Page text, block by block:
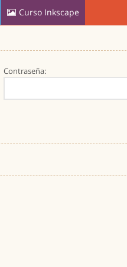
Curso Inkscape
Contraseña: